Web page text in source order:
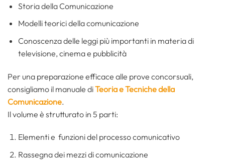
Storia della Comunicazione
Modelli teorici della comunicazione
Conoscenza delle leggi più importanti in materia di
televisione, cinema e pubblicità
Per una preparazione efficace alle prove concorsuali,
consigliamo il manuale diTeoria e Tecniche della
Comunicazione.
Il volume è strutturato in 5 parti:
Elementi e funzioni del processo comunicativo
Rassegna dei mezzi di comunicazione